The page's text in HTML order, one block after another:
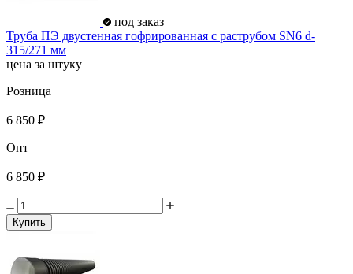
под заказ
Труба ПЭ двустенная гофрированная с раструбом SN6 d-
315/271 мм
цена за штуку
Розница
6 850 ₽
Опт
6 850 ₽
Купить